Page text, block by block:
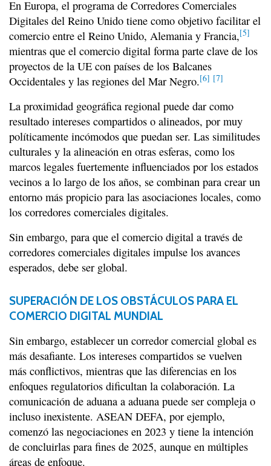
En Europa, el programa de Corredores Comerciales
Digitales del Reino Unido tiene como objetivo facilitar el
comercio entre el Reino Unido, Alemania y Francia,[5]
mientras que el comercio digital forma parte clave de los
proyectos de la UE con países de los Balcanes
Occidentales y las regiones del Mar Negro.[6] [7]
La proximidad geográfica regional puede dar como
resultado intereses compartidos o alineados, por muy
políticamente incómodos que puedan ser. Las similitudes
culturales y la alineación en otras esferas, como los
marcos legales fuertemente influenciados por los estados
vecinos a lo largo de los años, se combinan para crear un
entorno más propicio para las asociaciones locales, como
los corredores comerciales digitales.
Sin embargo, para que el comercio digital a través de
corredores comerciales digitales impulse los avances
esperados, debe ser global.
SUPERACIÓN DE LOS OBSTÁCULOS PARA EL
COMERCIO DIGITAL MUNDIAL
Sin embargo, establecer un corredor comercial global es
más desafiante. Los intereses compartidos se vuelven
más conflictivos, mientras que las diferencias en los
enfoques regulatorios dificultan la colaboración. La
comunicación de aduana a aduana puede ser compleja o
incluso inexistente. ASEAN DEFA, por ejemplo,
comenzó las negociaciones en 2023 y tiene la intención
de concluirlas para fines de 2025, aunque en múltiples
áreas de enfoque.